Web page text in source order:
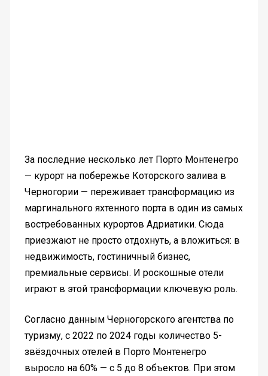
За последние несколько лет Порто Монтенегро
— курорт на побережье Которского залива в
Черногории — переживает трансформацию из
маргинального яхтенного порта в один из самых
востребованных курортов Адриатики. Сюда
приезжают не просто отдохнуть, а вложиться: в
недвижимость, гостиничный бизнес,
премиальные сервисы. И роскошные отели
играют в этой трансформации ключевую роль.
Согласно данным Черногорского агентства по
туризму, с 2022 по 2024 годы количество 5-
звёздочных отелей в Порто Монтенегро
выросло на 60% — с 5 до 8 объектов. При этом